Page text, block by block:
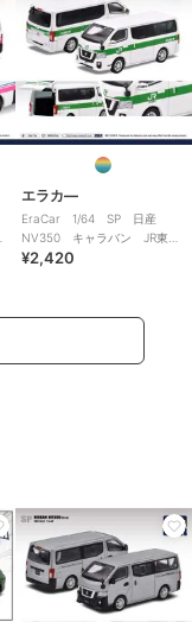
エラカ―
EraCar 1/64 SP 日産
NV350 キャラバン JR東日
本 土浦運輸区 業務用自動
¥2,420